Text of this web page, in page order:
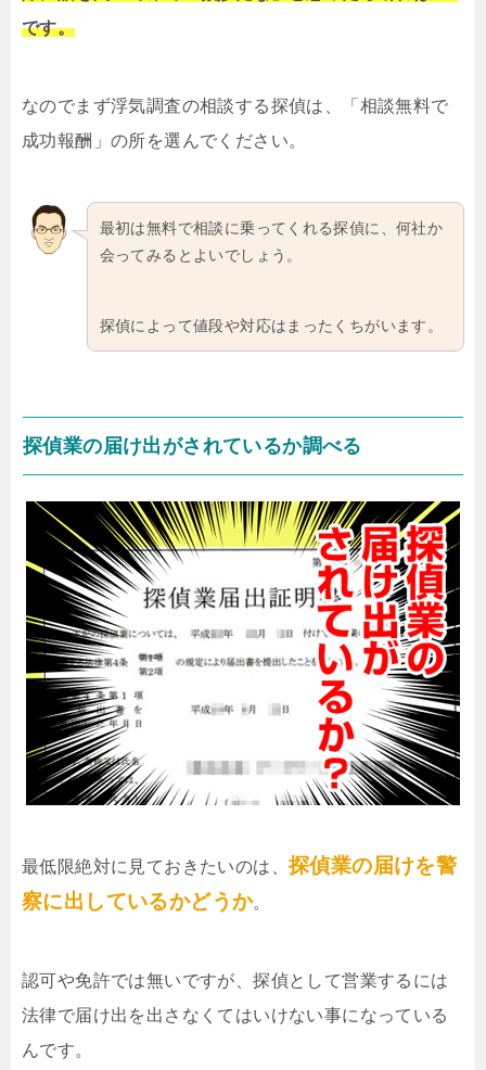
です。
なのでまず浮気調査の相談する探偵は、「相談無料で
成功報酬」の所を選んでください。
最初は無料で相談に乗ってくれる探偵に、何社か
会ってみるとよいでしょう。
探偵によって値段や対応はまったくちがいます。
探偵業の届け出がされているか調べる
最低限絶対に見ておきたいのは、 探偵業の届けを警
察に出しているかどうか。
認可や免許では無いですが、探偵として営業するには
法律で届け出を出さなくてはいけない事になっている
んです。